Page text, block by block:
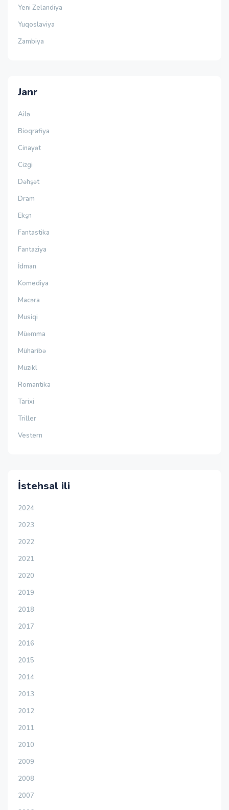
Yeni Zelandiya
Yuqoslaviya
Zambiya
Janr
Ailə
Bioqrafiya
Cinayət
Cizgi
Dəhşət
Dram
Ekşn
Fantastika
Fantaziya
İdman
Komediya
Macəra
Musiqi
Müəmma
Müharibə
Müzikl
Romantika
Tarixi
Triller
Vestern
İstehsal ili
2024
2023
2022
2021
2020
2019
2018
2017
2016
2015
2014
2013
2012
2011
2010
2009
2008
2007